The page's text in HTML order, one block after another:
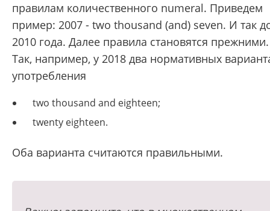
правилам количественного numeral. Приведем
пример: 2007 - two thousand (and) seven. И так
2010 года. Далее правила становятся прежними.
Так, например, у 2018 два нормативных
употребления
two thousand and eighteen;
twenty eighteen.
Оба варианта считаются правильными.